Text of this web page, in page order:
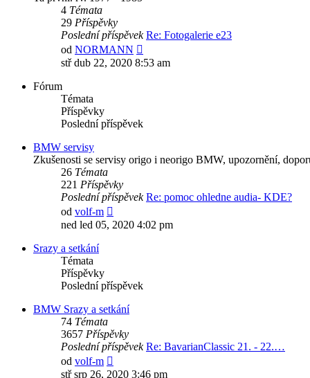
4 Témata
29 Příspěvky
Poslední příspěvek Re: Fotogalerie e23
od NORMANN
poslední
stř dub 22, 2020 8:53 am
Fórum
Témata
Příspěvky
Poslední příspěvek
BMW servisy
Zkušenosti se servisy origo i neorigo BMW, upozornění,
26 Témata
221 Příspěvky
Poslední příspěvek Re: pomoc ohledne audia- KDE?
od volf-m
poslední
ned led 05, 2020 4:02 pm
Srazy a setkání
Témata
Příspěvky
Poslední příspěvek
BMW Srazy a setkání
74 Témata
3657 Příspěvky
Poslední příspěvek Re: BavarianClassic 21. - 22.…
od volf-m
poslední
stř srp 26, 2020 3:46 pm